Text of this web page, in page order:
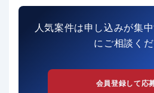
人気案件は申し込みが集
にご相談く
会員登録して応